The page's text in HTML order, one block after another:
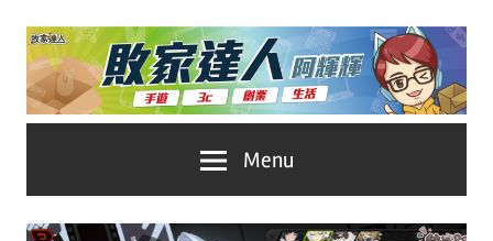
Skip
content
家
No.1
遊
Menu